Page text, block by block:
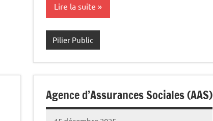
Lire la suite
Pilier Public
Agence d’Assurances Sociales (AAS)